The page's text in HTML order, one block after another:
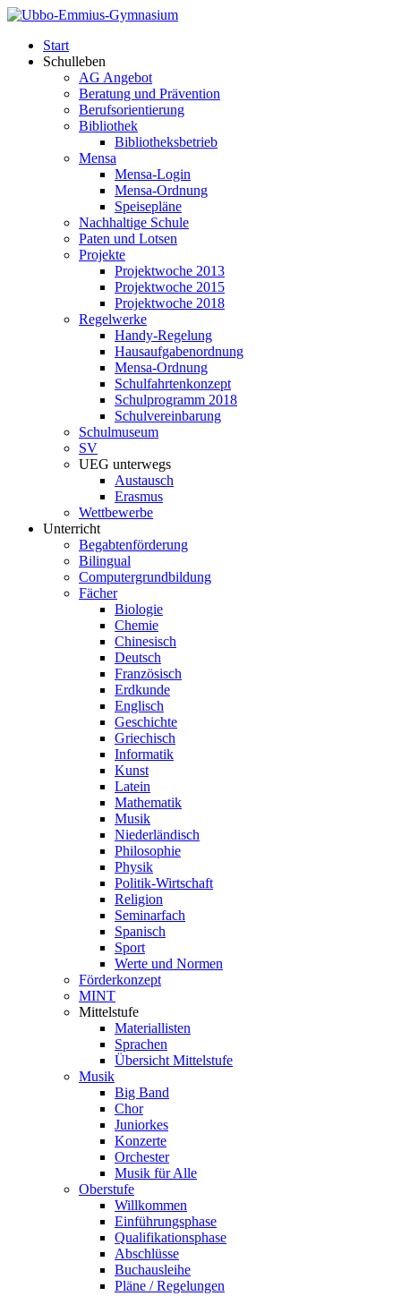
Start
Schulleben
AG Angebot
Beratung und Prävention
Berufsorientierung
Bibliothek
Bibliotheksbetrieb
Mensa
Mensa-Login
Mensa-Ordnung
Speisepläne
Nachhaltige Schule
Paten und Lotsen
Projekte
Projektwoche 2013
Projektwoche 2015
Projektwoche 2018
Regelwerke
Handy-Regelung
Hausaufgabenordnung
Mensa-Ordnung
Schulfahrtenkonzept
Schulprogramm 2018
Schulvereinbarung
Schulmuseum
SV
UEG unterwegs
Austausch
Erasmus
Wettbewerbe
Unterricht
Begabtenförderung
Bilingual
Computergrundbildung
Fächer
Biologie
Chemie
Chinesisch
Deutsch
Französisch
Erdkunde
Englisch
Geschichte
Griechisch
Informatik
Kunst
Latein
Mathematik
Musik
Niederländisch
Philosophie
Physik
Politik-Wirtschaft
Religion
Seminarfach
Spanisch
Sport
Werte und Normen
Förderkonzept
MINT
Mittelstufe
Materiallisten
Sprachen
Übersicht Mittelstufe
Musik
Big Band
Chor
Juniorkes
Konzerte
Orchester
Musik für Alle
Oberstufe
Willkommen
Einführungsphase
Qualifikationsphase
Abschlüsse
Buchausleihe
Pläne / Regelungen